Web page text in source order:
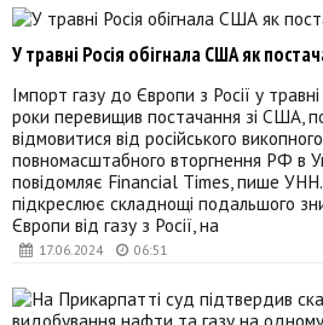
17.06.2024 06:51
У травні Росія обігнала США як
Імпорт газу до Європи з Росії у
роки перевищив постачання зі США,
відмовитися від російського
повномасштабного вторгнення РФ в
повідомляє Financial Times, пише
підкреслює складнощі подальшого
Європи від газу з Росії, на